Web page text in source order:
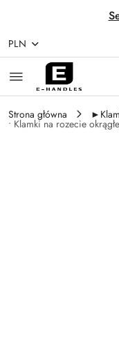
Przejdź do treści
Przejdź do
Przejdź do moje
Przejdź do menu
Przejdź do opisu
Przejdź do stopki
PLN
Strona główna
• Klamki na rozecie